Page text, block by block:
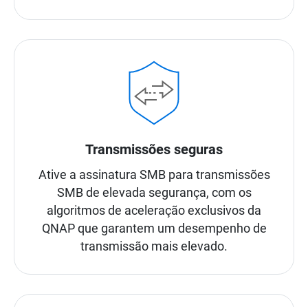
Transmissões seguras
Ative a assinatura SMB para transmissões
SMB de elevada segurança, com os
algoritmos de aceleração exclusivos da
QNAP que garantem um desempenho de
transmissão mais elevado.